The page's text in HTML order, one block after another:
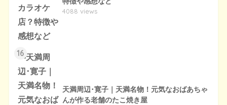
4088 views
16
天満周辺･寛子｜天満名物！元気なおばあちゃ
んが作る老舗のたこ焼き屋